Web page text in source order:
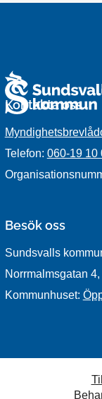
Kontakta oss
Telefon: 060-19 10
Besök oss
Sundsvalls
Norrmalmsgatan 4,
Kommunhuset: